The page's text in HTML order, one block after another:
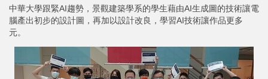
中華大學跟緊AI趨勢，景觀建築學系的學生藉由AI生成圖的技術讓電
腦產出初步的設計圖，再加以設計改良，學習AI技術讓作品更多
元。